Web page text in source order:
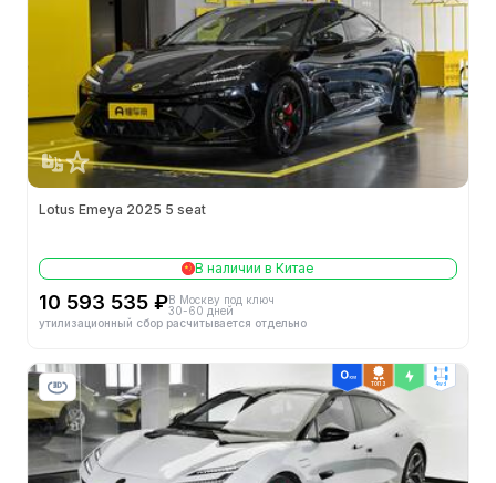
Lotus Emeya 2025 5 seat
В наличии в Китае
10 593 535 ₽В Москву под ключ
30-60 дней
утилизационный сбор расчитывается отдельно
ТОП 3 4wd